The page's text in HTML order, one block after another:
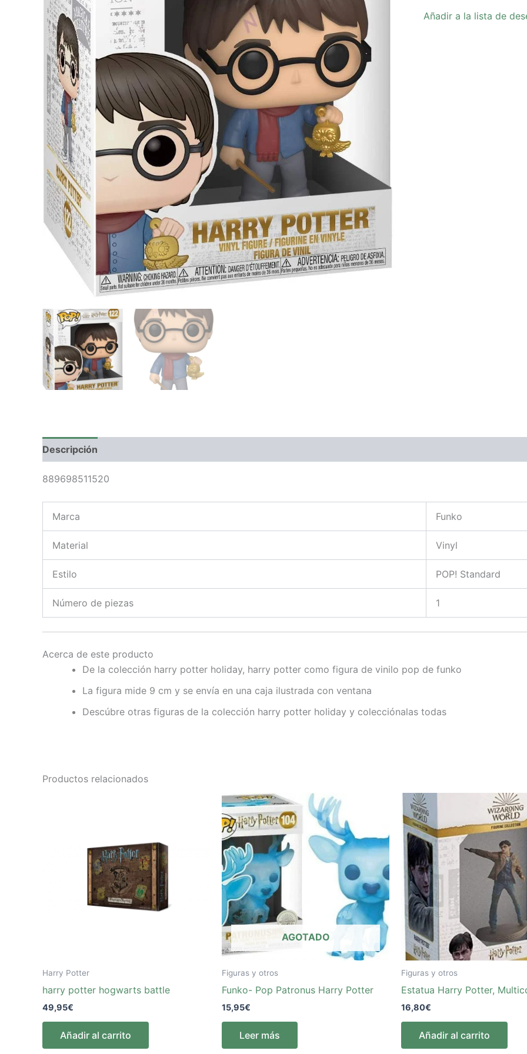
Añadir a la lista de
Descripción
889698511520
Marca Funko
Material Vinyl
Estilo POP! Standard
Número de piezas 1
Acerca de este producto
De la colección harry potter holiday, harry potter como figura de vinilo pop de funko
La figura mide 9 cm y se envía en una caja ilustrada con ventana
Descúbre otras figuras de la colección harry potter holiday y colecciónalas todas
Productos relacionados
Harry Potter
harry potter hogwarts battle
49,95€
Añadir al carrito
AGOTADO
Figuras y otros
Funko- Pop Patronus Harry Potter
15,95€
Leer más
Figuras y otros
Estatua Harry Potter,
16,80€
Añadir al carrito